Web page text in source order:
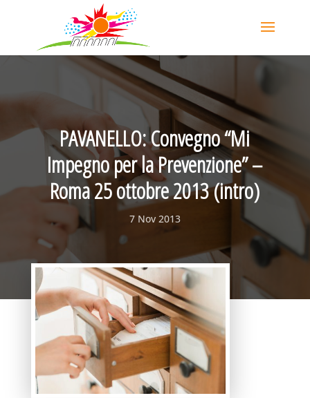
PAVANELLO: Convegno “Mi
Impegno per la Prevenzione” –
Roma 25 ottobre 2013 (intro)
7 Nov 2013